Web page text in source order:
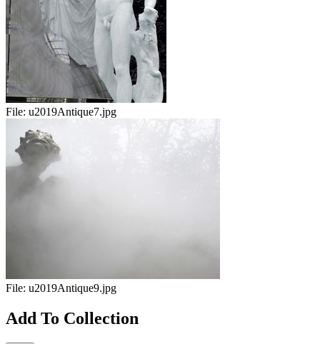
File: u2019Antique7.jpg
File: u2019Antique9.jpg
Add To Collection